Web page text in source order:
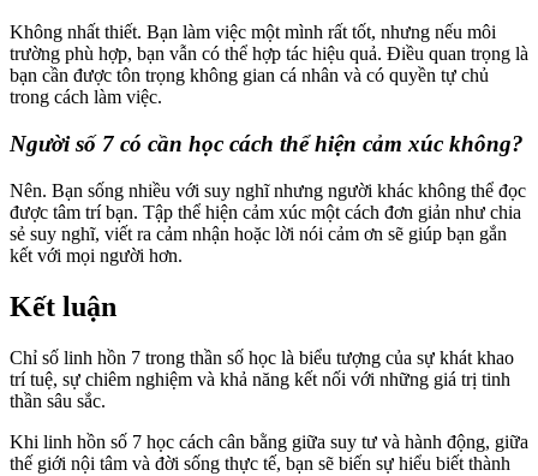
Không nhất thiết. Bạn làm việc một mình rất tốt, nhưng nếu môi
trường phù hợp, bạn vẫn có thể hợp tác hiệu quả. Điều quan trọng là
bạn cần được tôn trọng không gian cá nhân và có quyền tự chủ
trong cách làm việc.
Người số 7 có cần học cách thể hiện cảm xúc không?
Nên. Bạn sống nhiều với suy nghĩ nhưng người khác không thể đọc
được tâm trí bạn. Tập thể hiện cảm xúc một cách đơn giản như chia
sẻ suy nghĩ, viết ra cảm nhận hoặc lời nói cảm ơn sẽ giúp bạn gắn
kết với mọi người hơn.
Kết luận
Chỉ số linh hồn 7 trong thần số học là biểu tượng của sự khát khao
trí tuệ, sự chiêm nghiệm và khả năng kết nối với những giá trị tinh
thần sâu sắc.
Khi linh hồn số 7 học cách cân bằng giữa suy tư và hành động, giữa
thế giới nội tâm và đời sống thực tế, bạn sẽ biến sự hiểu biết thành